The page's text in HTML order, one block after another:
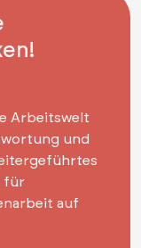
Arbeitswelt
und
für
auf